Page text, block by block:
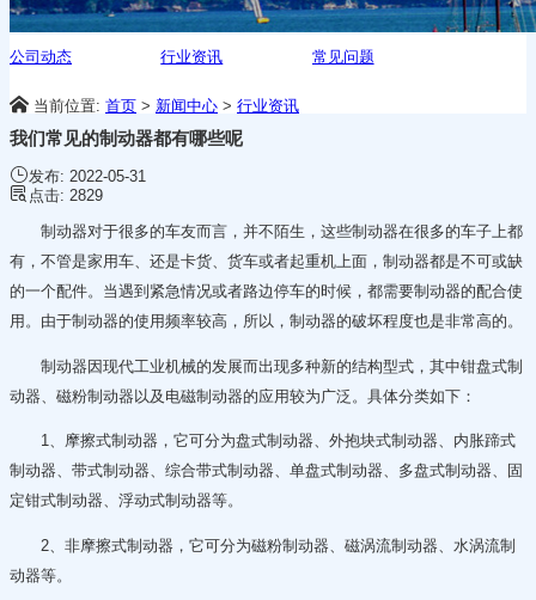
公司动态 行业资讯 常见问题
当前位置: 首页 > 新闻中心 > 行业资讯
我们常见的制动器都有哪些呢
发布: 2022-05-31
点击: 2829
制动器对于很多的车友而言，并不陌生，这些制动器在很多的车子上都
有，不管是家用车、还是卡货、货车或者起重机上面，制动器都是不可或缺
的一个配件。当遇到紧急情况或者路边停车的时候，都需要制动器的配合使
用。由于制动器的使用频率较高，所以，制动器的破坏程度也是非常高的。
制动器因现代工业机械的发展而出现多种新的结构型式，其中钳盘式制
动器、磁粉制动器以及电磁制动器的应用较为广泛。具体分类如下：
1、摩擦式制动器，它可分为盘式制动器、外抱块式制动器、内胀蹄式
制动器、带式制动器、综合带式制动器、单盘式制动器、多盘式制动器、固
定钳式制动器、浮动式制动器等。
2、非摩擦式制动器，它可分为磁粉制动器、磁涡流制动器、水涡流制
动器等。